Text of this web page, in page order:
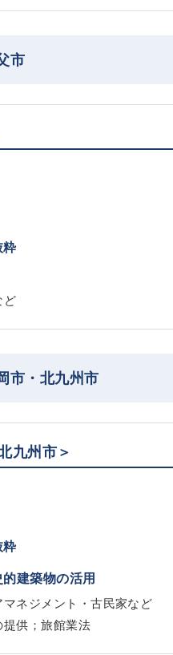
市
ど
市・北九州市
九州市＞
建築物の活用
ネジメント・古民家など
提供；旅館業法